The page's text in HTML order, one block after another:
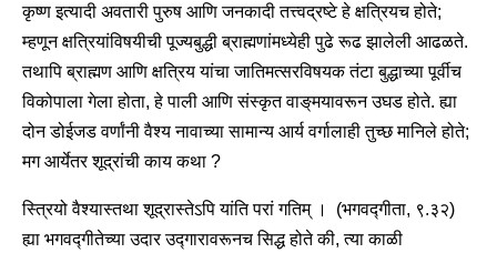
कृष्ण इत्यादी अवतारी पुरुष आणि जनकादी तत्त्वद्रष्टे हे क्षत्रियच होते;
म्हणून क्षत्रियांविषयीची पूज्यबुद्धी ब्राह्मणांमध्येही पुढे रूढ झालेली आढळते.
तथापि ब्राह्मण आणि क्षत्रिय यांचा जातिमत्सरविषयक तंटा बुद्धाच्या पूर्वीच
विकोपाला गेला होता, हे पाली आणि संस्कृत वाङ्‌मयावरून उघड होते. ह्या
दोन डोईजड वर्णांनी वैश्य नावाच्या सामान्य आर्य वर्गालाही तुच्छ मानिले होते;
मग आर्येतर शूद्रांची काय कथा ?
स्त्रियो वैश्यास्तथा शूद्रास्तेऽपि यांति परां गतिम् । (भगवद्‍गीता, ९.३२)
ह्या भगवद्‍गीतेच्या उदार उद्‍गारावरूनच सिद्ध होते की, त्या काळी